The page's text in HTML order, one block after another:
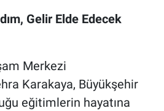
Gelir Elde Edecek
Merkezi
Karakaya, Büyükşehir
eğitimlerin hayatına